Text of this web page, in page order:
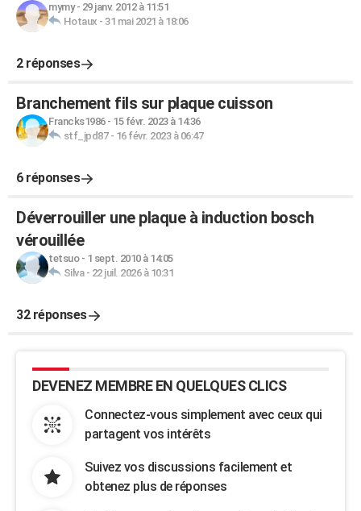
mymy- 29 janv. 2012 à 11:51
Hotaux - 31 mai 2021 à 18:06
2 réponses
Branchement fils sur plaque cuisson
Francks1986- 15 févr. 2023 à 14:36
stf_jpd87- 16 févr. 2023 à 06:47
6 réponses
Déverrouiller une plaque à induction bosch
vérouillée
tetsuo- 1 sept. 2010 à 14:05
Silva- 22 juil. 2026 à 10:31
32 réponses
DEVENEZ MEMBRE EN QUELQUES CLICS
Connectez-vous simplement avec ceux qui
partagent vos intérêts
Suivez vos discussions facilement et
obtenez plus de réponses